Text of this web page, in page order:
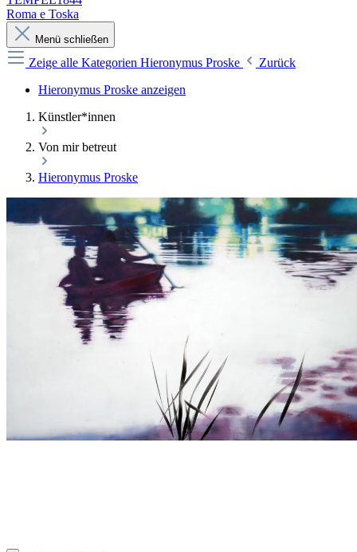
Roma e Toska
Menü schließen
Zeige alle Kategorien Hieronymus Proske
Zurück
Hieronymus Proske anzeigen
Künstler*innen
Von mir betreut
Hieronymus Proske